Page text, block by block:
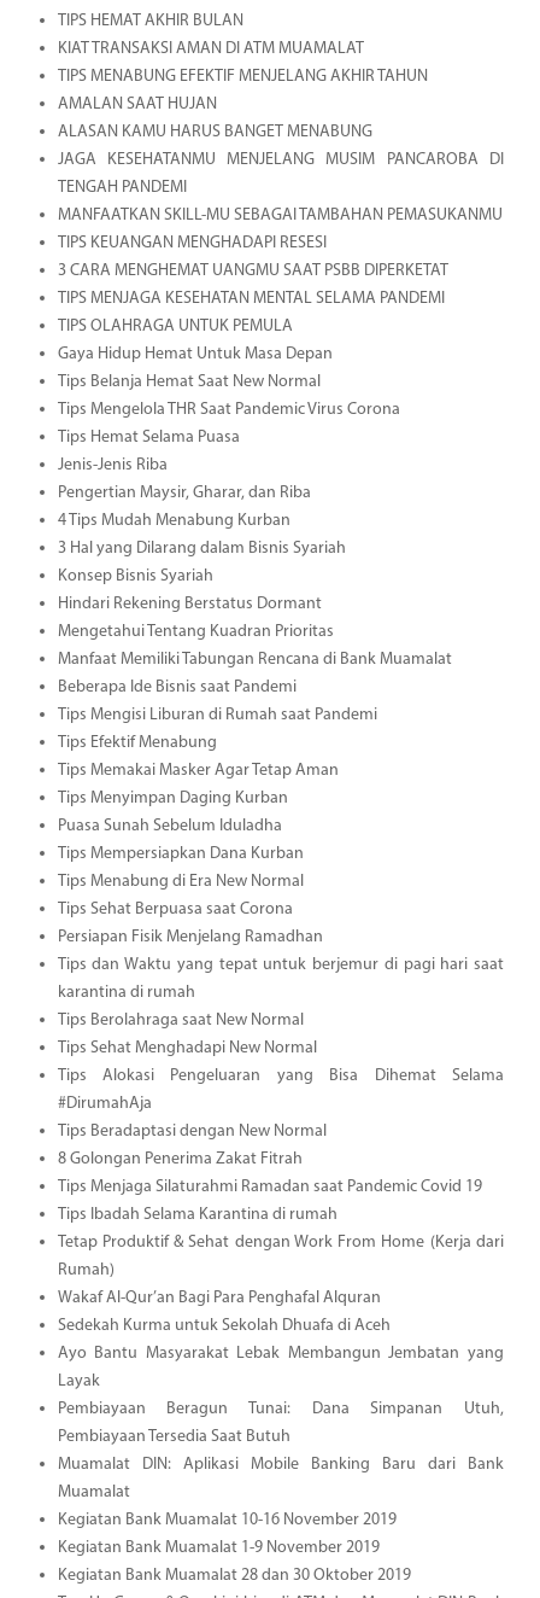
TIPS HEMAT AKHIR BULAN
KIAT TRANSAKSI AMAN DI ATM MUAMALAT
TIPS MENABUNG EFEKTIF MENJELANG AKHIR TAHUN
AMALAN SAAT HUJAN
ALASAN KAMU HARUS BANGET MENABUNG
JAGA KESEHATANMU MENJELANG MUSIM PANCAROBA DI
TENGAH PANDEMI
MANFAATKAN SKILL-MU SEBAGAI TAMBAHAN PEMASUKANMU
TIPS KEUANGAN MENGHADAPI RESESI
3 CARA MENGHEMAT UANGMU SAAT PSBB DIPERKETAT
TIPS MENJAGA KESEHATAN MENTAL SELAMA PANDEMI
TIPS OLAHRAGA UNTUK PEMULA
Gaya Hidup Hemat Untuk Masa Depan
Tips Belanja Hemat Saat New Normal
Tips Mengelola THR Saat Pandemic Virus Corona
Tips Hemat Selama Puasa
Jenis-Jenis Riba
Pengertian Maysir, Gharar, dan Riba
4 Tips Mudah Menabung Kurban
3 Hal yang Dilarang dalam Bisnis Syariah
Konsep Bisnis Syariah
Hindari Rekening Berstatus Dormant
Mengetahui Tentang Kuadran Prioritas
Manfaat Memiliki Tabungan Rencana di Bank Muamalat
Beberapa Ide Bisnis saat Pandemi
Tips Mengisi Liburan di Rumah saat Pandemi
Tips Efektif Menabung
Tips Memakai Masker Agar Tetap Aman
Tips Menyimpan Daging Kurban
Puasa Sunah Sebelum Iduladha
Tips Mempersiapkan Dana Kurban
Tips Menabung di Era New Normal
Tips Sehat Berpuasa saat Corona
Persiapan Fisik Menjelang Ramadhan
Tips dan Waktu yang tepat untuk berjemur di pagi hari saat
karantina di rumah
Tips Berolahraga saat New Normal
Tips Sehat Menghadapi New Normal
Tips Alokasi Pengeluaran yang Bisa Dihemat Selama
#DirumahAja
Tips Beradaptasi dengan New Normal
8 Golongan Penerima Zakat Fitrah
Tips Menjaga Silaturahmi Ramadan saat Pandemic Covid 19
Tips Ibadah Selama Karantina di rumah
Tetap Produktif & Sehat dengan Work From Home (Kerja dari
Rumah)
Wakaf Al-Qur’an Bagi Para Penghafal Alquran
Sedekah Kurma untuk Sekolah Dhuafa di Aceh
Ayo Bantu Masyarakat Lebak Membangun Jembatan yang
Layak
Pembiayaan Beragun Tunai: Dana Simpanan Utuh,
Pembiayaan Tersedia Saat Butuh
Muamalat DIN: Aplikasi Mobile Banking Baru dari Bank
Muamalat
Kegiatan Bank Muamalat 10-16 November 2019
Kegiatan Bank Muamalat 1-9 November 2019
Kegiatan Bank Muamalat 28 dan 30 Oktober 2019